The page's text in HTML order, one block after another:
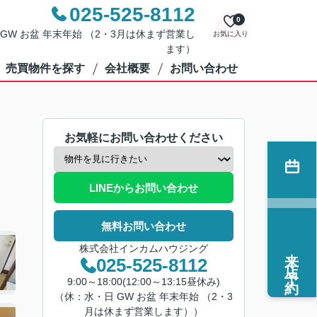
025-525-8112
お盆 年末年始 （2・3月は休まず営業し
ます）
お気に入り
0
売買物件を探す 会社概要 お問い合わせ
お気軽にお問い合わせください
LINEからお問い合わせ
無料お問い合わせ
株式会社インカムハウジング
025-525-8112
9:00～18:00(12:00～13:15昼休み)
（休：水・日 GW お盆 年末年始 （2・3
月は休まず営業します））
来店予約